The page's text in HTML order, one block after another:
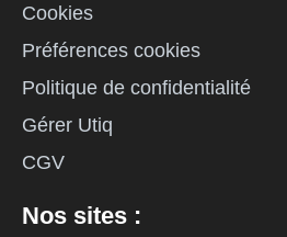
Cookies
Préférences cookies
Politique de confidentialité
Gérer Utiq
CGV
Nos sites :